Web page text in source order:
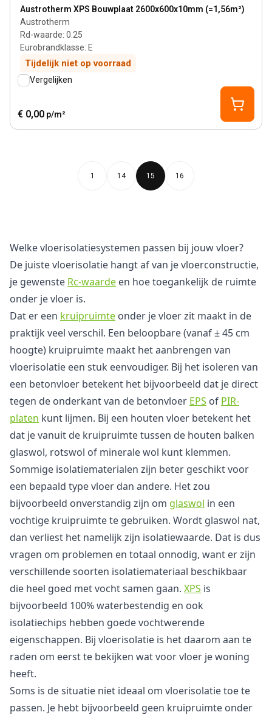
Austrotherm XPS Bouwplaat 2600x600x10mm (=1,56m²)
Austrotherm
Rd-waarde: 0.25
Eurobrandklasse: E
Tijdelijk niet op voorraad
View product
Vergelijken
€ 0,00 p/m²
1 14 15 16
Welke vloerisolatiesystemen passen bij jouw vloer?
De juiste vloerisolatie hangt af van je vloerconstructie,
je gewenste Rc-waarde en hoe toegankelijk de ruimte
onder je vloer is.
Dat er een kruipruimte onder je vloer zit maakt in de
praktijk veel verschil. Een beloopbare (vanaf ± 45 cm
hoogte) kruipruimte maakt het aanbrengen van
vloerisolatie een stuk eenvoudiger. Bij het isoleren van
een betonvloer betekent het bijvoorbeeld dat je direct
tegen de onderkant van de betonvloer EPS of PIR-
platen kunt lijmen. Bij een houten vloer betekent het
dat je vanuit de kruipruimte tussen de houten balken
glaswol, rotswol of minerale wol kunt klemmen.
Sommige isolatiematerialen zijn beter geschikt voor
een bepaald type vloer dan andere. Het zou
bijvoorbeeld onverstandig zijn om glaswol in een
vochtige kruipruimte te gebruiken. Wordt glaswol nat,
dan verliest het namelijk zijn isolatiewaarde. Dat is dus
vragen om problemen en totaal onnodig, want er zijn
verschillende soorten isolatiemateriaal beschikbaar
die heel goed met vocht samen gaan. XPS is
bijvoorbeeld 100% waterbestendig en ook
isolatiechips hebben goede vochtwerende
eigenschappen. Bij vloerisolatie is het daarom aan te
raden om eerst te bekijken wat voor vloer je woning
heeft.
Soms is de situatie niet ideaal om vloerisolatie toe te
passen. Je hebt bijvoorbeeld geen kruipruimte onder